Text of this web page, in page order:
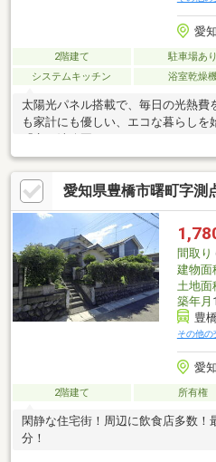
愛
2階建て 駐車場あり
システムキッチン
浴室乾燥
太陽光パネル搭載で、毎日の光熱費
も家計にも優しい、エコな暮らしを
折々の景色を楽しみながら、健康的
さらに、豊橋市中心部や湖西方面
学やお出かけにも便利な立地で、ス
きます！「実際の広さは？」「住宅
ど、少しでも気になることがあれ
ひ一度、現地で室内の雰囲気をご体
「0120-07-1645」／
愛知県豊橋市曙町字測
間取り
建物面
土地面
築年月
豊
その他の
愛
2階建て 所有権
閑静な住宅街！周辺に飲食店多数！
分！